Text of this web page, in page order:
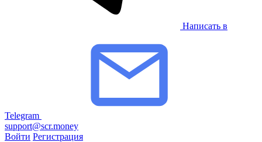
Написать в
Telegram
support@scr.money
Войти Регистрация